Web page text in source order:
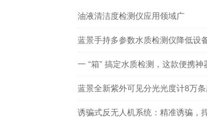
油液清洁度检测仪应用领域广
蓝景手持多参数水质检测仪降低设
生命周期使用成本
一 “箱” 搞定水质检测，这款便携神
重新定义户外监测
蓝景全新紫外可见分光光度计8万条
大存储+全格式数据导出
诱骗式反无人机系统：精准诱骗，